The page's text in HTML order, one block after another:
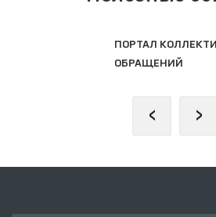
ПОРТАЛ
ОБРАЩЕНИЙ
‹ ›